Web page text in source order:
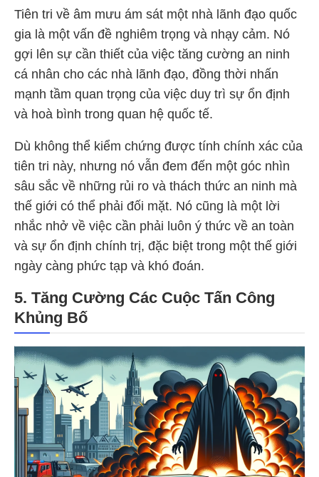
Tiên tri về âm mưu ám sát một nhà lãnh đạo quốc
gia là một vấn đề nghiêm trọng và nhạy cảm. Nó
gợi lên sự cần thiết của việc tăng cường an ninh
cá nhân cho các nhà lãnh đạo, đồng thời nhấn
mạnh tầm quan trọng của việc duy trì sự ổn định
và hoà bình trong quan hệ quốc tế.
Dù không thể kiểm chứng được tính chính xác của
tiên tri này, nhưng nó vẫn đem đến một góc nhìn
sâu sắc về những rủi ro và thách thức an ninh mà
thế giới có thể phải đối mặt. Nó cũng là một lời
nhắc nhở về việc cần phải luôn ý thức về an toàn
và sự ổn định chính trị, đặc biệt trong một thế giới
ngày càng phức tạp và khó đoán.
5. Tăng Cường Các Cuộc Tấn Công
Khủng Bố